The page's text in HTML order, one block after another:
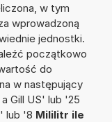
w tym
wprowadzoną
jednostki.
początkowo
do
w następujący
Gill US' lub '25
' lub '8 Mililitr ile